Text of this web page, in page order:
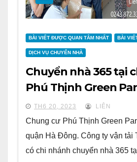
BÀI VIẾT ĐƯỢC QUAN TÂM NHẤT BÀI
DỊCH VỤ CHUYỂN NHÀ
Chuyển nhà 365 tại
Phú Thịnh Green
TH6 20, 2023 LIÊN
Chung cư Phú Thịnh Green
quận Hà Đông. Công ty vận tải
có chi nhánh chuyển nhà 365